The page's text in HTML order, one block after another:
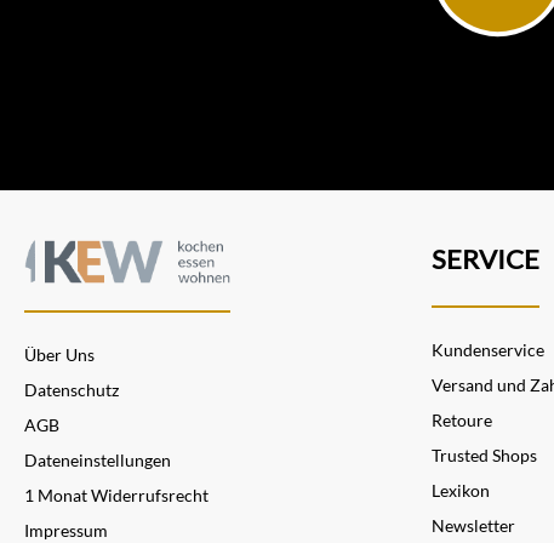
Über Uns
Datenschutz
AGB
Dateneinstellungen
1 Monat Widerrufsrecht
Impressum
SERVICE
Kundenservice
Versand und
Retoure
Trusted Shops
Lexikon
Newsletter